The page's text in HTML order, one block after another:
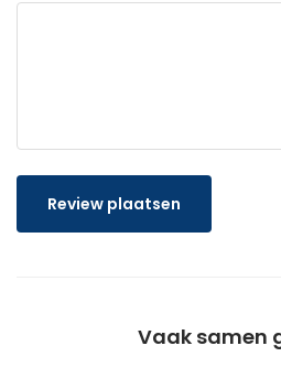
Review plaatsen
Vaak samen